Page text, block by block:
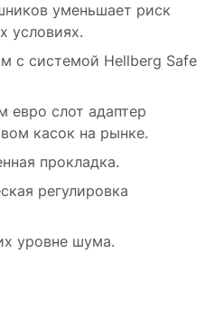
уменьшает риск
условиях.
с системой Hellberg Safe
евро слот адаптер
касок на рынке.
прокладка.
регулировка
уровне шума.